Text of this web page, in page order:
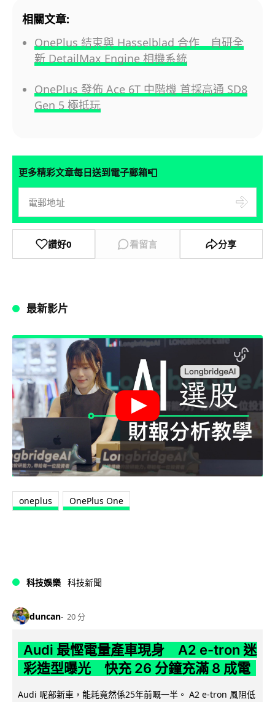
相關文章:
OnePlus 結束與 Hasselblad 合作 自研全
新 DetailMax Engine 相機系統
OnePlus 發佈 Ace 6T 中階機 首採高通 SD8
Gen 5 極抵玩
更多精彩文章每日送到電子郵箱📮
讚好0 看留言 分享
最新影片
oneplus OnePlus One
科技娛樂 科技新聞
duncan 20 分
Audi 最慳電量產車現身 A2 e-tron 迷
彩造型曝光 快充 26 分鐘充滿 8 成電
Audi 呢部新車，能耗竟然係25年前嘅一半。 A2 e-tron 風阻低